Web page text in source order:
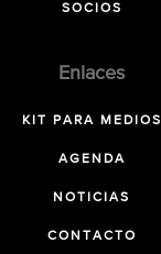
SOCIOS
Enlaces
KIT PARA MEDIOS
AGENDA
NOTICIAS
CONTACTO